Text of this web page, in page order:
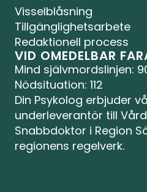
Visselblåsning
Tillgänglighetsarbete
Redaktionell process
VID OMEDELBAR
Mind självmordslinjen:
Nödsituation: 112
Din Psykolog erbjuder
underleverantör till
Snabbdoktor i Region
regionens regelverk.